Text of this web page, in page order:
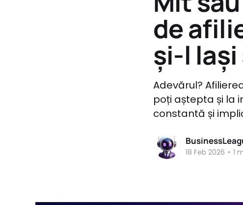
de
și-l
Adevărul?
poți aștepta și la
constantă și
18 Feb 2026 • 1